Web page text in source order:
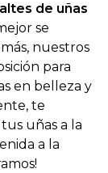
de uñas
se
nuestros
para
en belleza y
te
uñas a la
a la